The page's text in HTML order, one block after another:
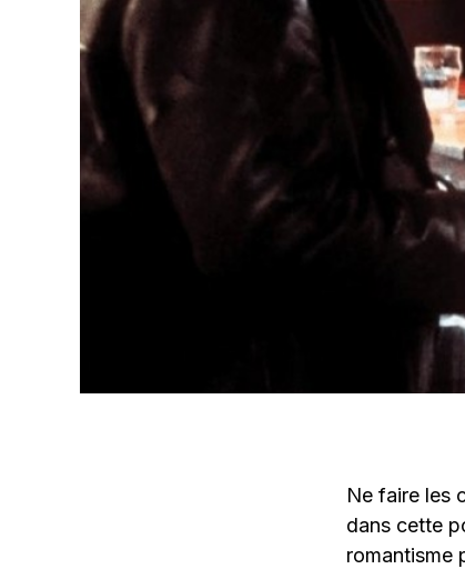
Ne faire les
dans cette
romantisme